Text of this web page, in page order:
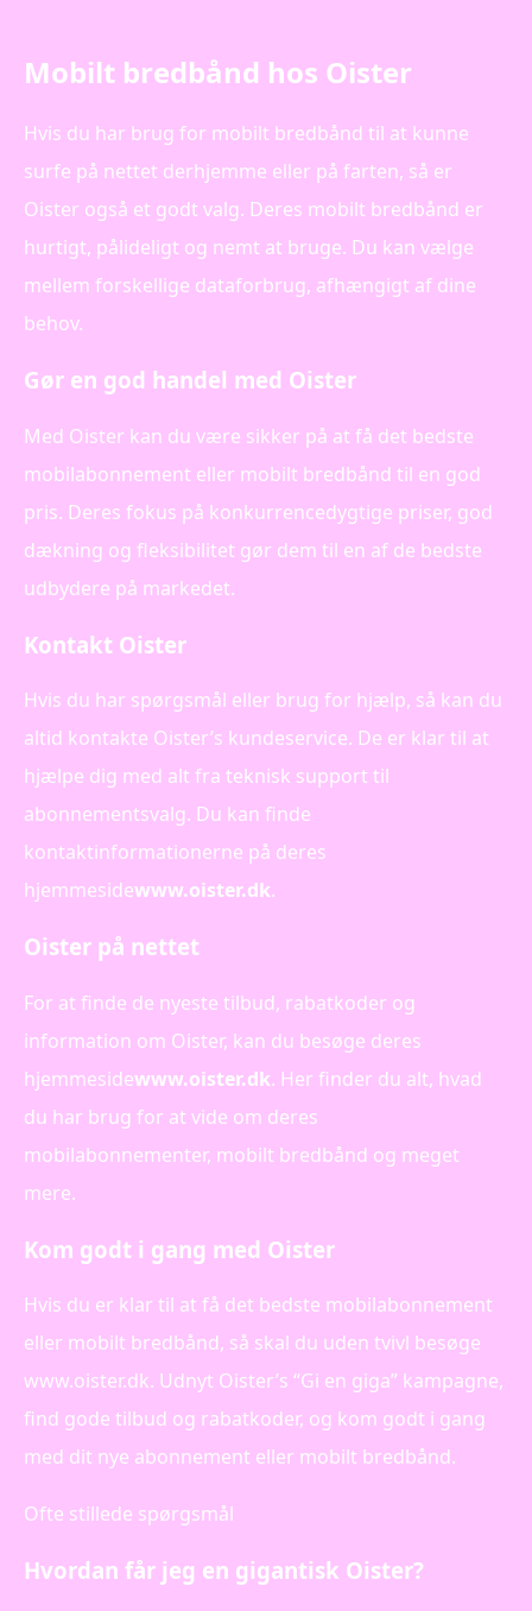
Mobilt bredbånd hos Oister
Hvis du har brug for mobilt bredbånd til at kunne
surfe på nettet derhjemme eller på farten, så er
Oister også et godt valg. Deres mobilt bredbånd er
hurtigt, pålideligt og nemt at bruge. Du kan vælge
mellem forskellige dataforbrug, afhængigt af dine
behov.
Gør en god handel med Oister
Med Oister kan du være sikker på at få det bedste
mobilabonnement eller mobilt bredbånd til en god
pris. Deres fokus på konkurrencedygtige priser, god
dækning og fleksibilitet gør dem til en af de bedste
udbydere på markedet.
Kontakt Oister
Hvis du har spørgsmål eller brug for hjælp, så kan du
altid kontakte Oister’s kundeservice. De er klar til at
hjælpe dig med alt fra teknisk support til
abonnementsvalg. Du kan finde
kontaktinformationerne på deres
hjemmesidewww.oister.dk.
Oister på nettet
For at finde de nyeste tilbud, rabatkoder og
information om Oister, kan du besøge deres
hjemmesidewww.oister.dk. Her finder du alt, hvad
du har brug for at vide om deres
mobilabonnementer, mobilt bredbånd og meget
mere.
Kom godt i gang med Oister
Hvis du er klar til at få det bedste mobilabonnement
eller mobilt bredbånd, så skal du uden tvivl besøge
www.oister.dk. Udnyt Oister’s “Gi en giga” kampagne,
find gode tilbud og rabatkoder, og kom godt i gang
med dit nye abonnement eller mobilt bredbånd.
Ofte stillede spørgsmål
Hvordan får jeg en gigantisk Oister?